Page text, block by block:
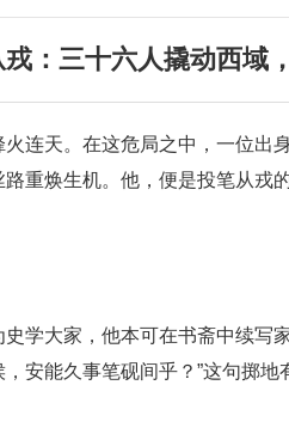
：三十六人撬动西域
连天。在这危局之中，一位
重焕生机。他，便是投笔从戎
史学大家，他本可在书斋中续写
安能久事笔砚间乎？”这句掷